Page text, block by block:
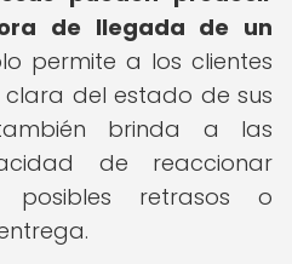
de llegada de un
permite a los clientes
del estado de sus
brinda a las
de reaccionar
posibles retrasos o